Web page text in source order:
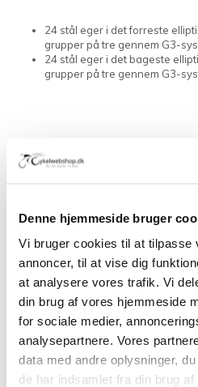
Denne hjemmeside bruger
Vi bruger cookies til at tilpasse
annoncer, til at vise dig
at analysere vores trafik. Vi
din brug af vores hjemmeside
for sociale medier,
analysepartnere. Vores
data med andre oplysninger,
de har indsamlet fra din brug af
24 stål eger i det forreste
grupper på tre gennem G3-
24 stål eger i det bageste
grupper på tre gennem G3-
VERSIONER OG VÆGTER:
Kun tilgængelig til 2-vejs
KOMPATIBILITET:
Campagnolo tandhjulssæt 10/
Shimano tandhjulssæt / SRAM
SRAM 12 tandhjulssæt